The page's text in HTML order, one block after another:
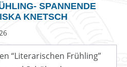
SPANNENDE
KNETSCH
“Literarischen Frühling”